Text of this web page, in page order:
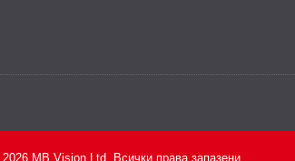
MB Vision Ltd. Всички права запазени.